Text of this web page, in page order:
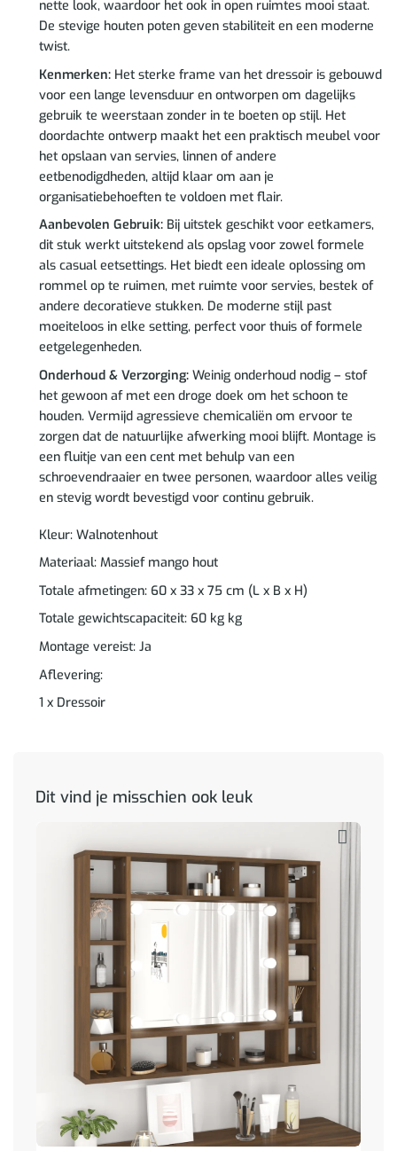
nette look, waardoor het ook in open ruimtes mooi staat.
De stevige houten poten geven stabiliteit en een moderne
twist.
Kenmerken:Het sterke frame van het dressoir is gebouwd
voor een lange levensduur en ontworpen om dagelijks
gebruik te weerstaan zonder in te boeten op stijl. Het
doordachte ontwerp maakt het een praktisch meubel voor
het opslaan van servies, linnen of andere
eetbenodigdheden, altijd klaar om aan je
organisatiebehoeften te voldoen met flair.
Aanbevolen Gebruik:Bij uitstek geschikt voor eetkamers,
dit stuk werkt uitstekend als opslag voor zowel formele
als casual eetsettings. Het biedt een ideale oplossing om
rommel op te ruimen, met ruimte voor servies, bestek of
andere decoratieve stukken. De moderne stijl past
moeiteloos in elke setting, perfect voor thuis of formele
eetgelegenheden.
Onderhoud & Verzorging:Weinig onderhoud nodig – stof
het gewoon af met een droge doek om het schoon te
houden. Vermijd agressieve chemicaliën om ervoor te
zorgen dat de natuurlijke afwerking mooi blijft. Montage is
een fluitje van een cent met behulp van een
schroevendraaier en twee personen, waardoor alles veilig
en stevig wordt bevestigd voor continu gebruik.
Kleur: Walnotenhout
Materiaal: Massief mango hout
Totale afmetingen: 60 x 33 x 75 cm (L x B x H)
Totale gewichtscapaciteit: 60 kg kg
Montage vereist: Ja
Aflevering:
1 x Dressoir
Dit vind je misschien ook leuk